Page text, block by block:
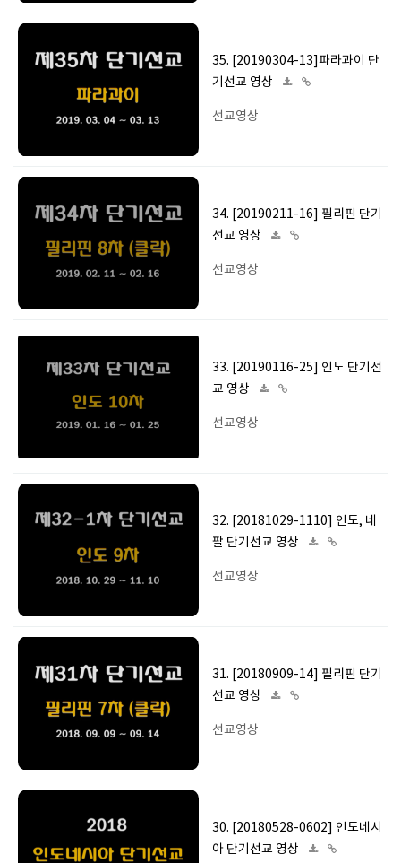
35. [20190304-13]파라과이 단
기선교 영상
선교영상
34. [20190211-16] 필리핀 단기
선교 영상
선교영상
33. [20190116-25] 인도 단기선
교 영상
선교영상
32. [20181029-1110] 인도, 네
팔 단기선교 영상
선교영상
31. [20180909-14] 필리핀 단기
선교 영상
선교영상
30. [20180528-0602] 인도네시
아 단기선교 영상